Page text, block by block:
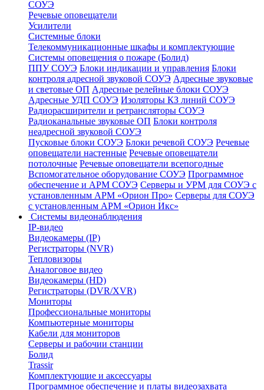
СОУЭ
Речевые оповещатели
Усилители
Системные блоки
Телекоммуникационные шкафы и комплектующие
Системы оповещения о пожаре (Болид)
ППУ СОУЭ Блоки индикации и управления Блоки
контроля адресной звуковой СОУЭ Адресные звуковые
и световые ОП Адресные релейные блоки СОУЭ
Адресные УДП СОУЭ Изоляторы КЗ линий СОУЭ
Радиорасширители и ретрансляторы СОУЭ
Радиоканальные звуковые ОП Блоки контроля
неадресной звуковой СОУЭ
Пусковые блоки СОУЭ Блоки речевой СОУЭ Речевые
оповещатели настенные Речевые оповещатели
потолочные Речевые оповещатели всепогодные
Вспомогательное оборудование СОУЭ Программное
обеспечение и АРМ СОУЭ Серверы и УРМ для СОУЭ с
установленным АРМ «Орион Про» Серверы для СОУЭ
с установленным АРМ «Орион Икс»
Системы видеонаблюдения
IP-видео
Видеокамеры (IP)
Регистраторы (NVR)
Тепловизоры
Аналоговое видео
Видеокамеры (HD)
Регистраторы (DVR/XVR)
Мониторы
Профессиональные мониторы
Компьютерные мониторы
Кабели для мониторов
Серверы и рабочии станции
Болид
Trassir
Комплектующие и аксессуары
Программное обеспечение и платы видеозахвата